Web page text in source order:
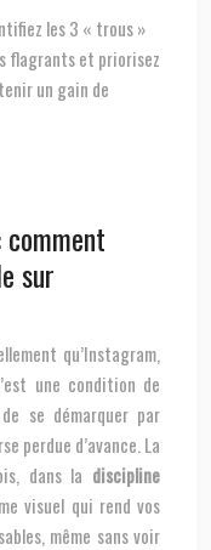
les 3 « trous »
flagrants et priorisez
un gain de
sur
qu’Instagram,
une condition de
se démarquer par
perdue d’avance. La
dans la discipline
visuel qui rend vos
même sans voir